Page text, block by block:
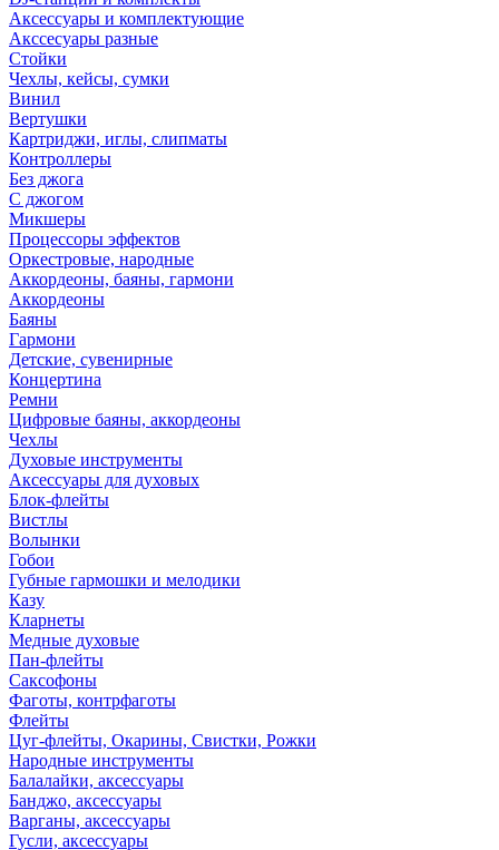
Аксессуары и комплектующие
Акссесуары разные
Стойки
Чехлы, кейсы, сумки
Винил
Вертушки
Картриджи, иглы, слипматы
Контроллеры
Без джога
С джогом
Микшеры
Процессоры эффектов
Оркестровые, народные
Аккордеоны, баяны, гармони
Аккордеоны
Баяны
Гармони
Детские, сувенирные
Концертина
Ремни
Цифровые баяны, аккордеоны
Чехлы
Духовые инструменты
Аксессуары для духовых
Блок-флейты
Вистлы
Волынки
Гобои
Губные гармошки и мелодики
Казу
Кларнеты
Медные духовые
Пан-флейты
Саксофоны
Фаготы, контрфаготы
Флейты
Цуг-флейты, Окарины, Свистки, Рожки
Народные инструменты
Балалайки, аксессуары
Банджо, аксессуары
Варганы, аксессуары
Гусли, аксессуары